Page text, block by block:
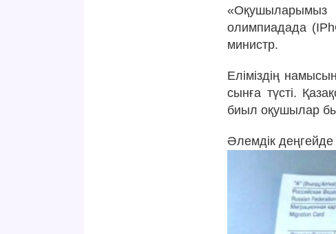
олимпиадада
министр.
Еліміздің
сынға түсті.
биыл оқушылар
Әлемдік деңгейде